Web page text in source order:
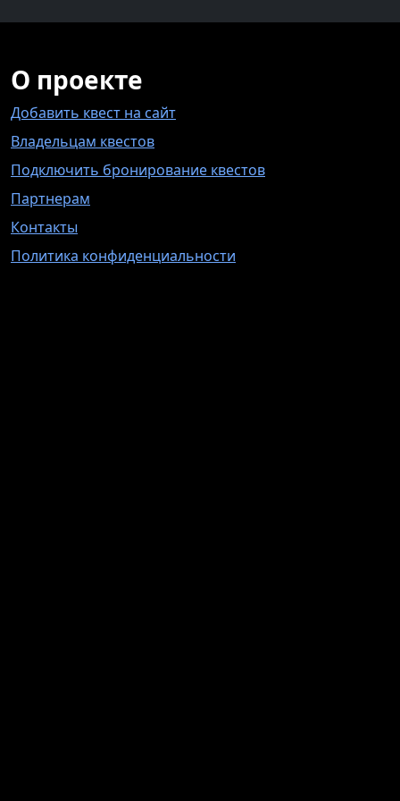
О проекте
Добавить квест на сайт
Владельцам квестов
Подключить бронирование квестов
Партнерам
Контакты
Политика конфиденциальности